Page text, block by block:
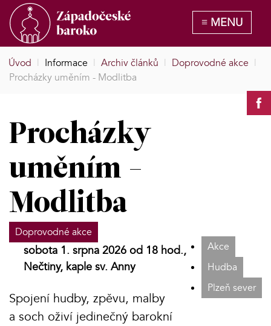
Úvod | Informace | Archiv článků | Doprovodné akce |
Procházky uměním - Modlitba
Procházky
uměním -
Modlitba
Doprovodné akce
Akce
Hudba
Plzeň sever
sobota 1. srpna 2026 od 18 hod.,
Nečtiny, kaple sv. Anny
Spojení hudby, zpěvu, malby
a soch oživí jedinečný barokní